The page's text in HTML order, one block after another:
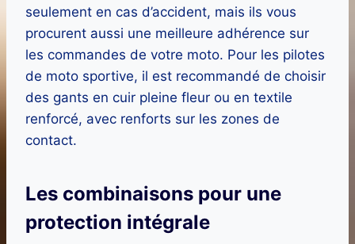
seulement en cas d’accident, mais ils vous
procurent aussi une meilleure adhérence sur
les commandes de votre moto. Pour les pilotes
de moto sportive, il est recommandé de choisir
des gants en cuir pleine fleur ou en textile
renforcé, avec renforts sur les zones de
contact.
Les combinaisons pour une
protection intégrale